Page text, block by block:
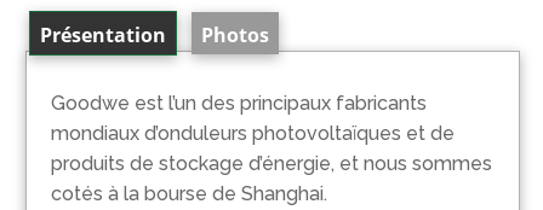
Présentation Photos
Goodwe est l’un des principaux fabricants
mondiaux d’onduleurs photovoltaïques et de
produits de stockage d’énergie, et nous sommes
cotés à la bourse de Shanghai.